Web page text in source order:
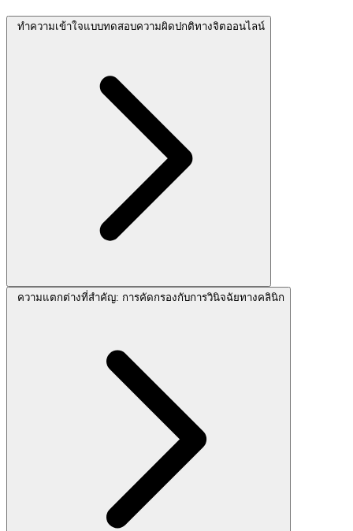
ทำความเข้าใจแบบทดสอบความผิดปกติทางจิตออนไลน์
ความแตกต่างที่สำคัญ: การคัดกรองกับการวินิจฉัยทางคลินิก